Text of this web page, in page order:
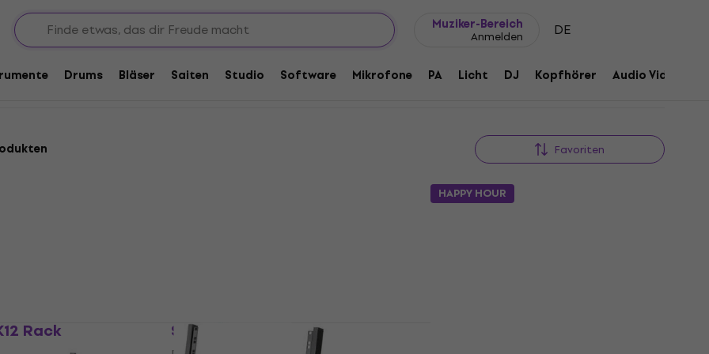
Muziker-Bereich
Anmelden DE
Drums Bläser Saiten Studio Software Mikrofone PA Licht DJ Kopfhörer Audio Video
Rack Cases und Ständer
Favoriten
Rack Samson SRK16 Rack
HAPPY HOUR